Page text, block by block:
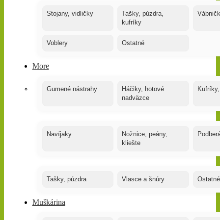
Stojany, vidličky
Tašky, púzdra,
kufríky
Voblery Ostatné
More
Gumené nástrahy
Háčiky, hotové
nadväzce
Navíjaky
Nožnice, peány,
kliešte
Tašky, púzdra Vlasce a šnúry Ostatné
Muškárina